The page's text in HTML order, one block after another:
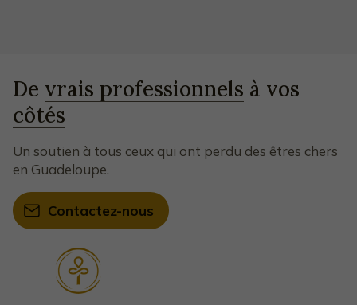
De vrais professionnels à vos
côtés
Un soutien à tous ceux qui ont perdu des êtres chers
en Guadeloupe.
Contactez-nous